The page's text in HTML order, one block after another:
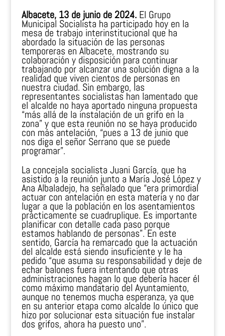
Albacete, 13 de junio de 2024.El Grupo
Municipal Socialista ha participado hoy en la
mesa de trabajo interinstitucional que ha
abordado la situación de las personas
temporeras en Albacete, mostrando su
colaboración y disposición para continuar
trabajando por alcanzar una solución digna a la
realidad que viven cientos de personas en
nuestra ciudad. Sin embargo, las
representantes socialistas han lamentado que
el alcalde no haya aportado ninguna propuesta
“más allá de la instalación de un grifo en la
zona” y que esta reunión no se haya producido
con más antelación, “pues a 13 de junio que
nos diga el señor Serrano que se puede
programar”.
La concejala socialista Juani García, que ha
asistido a la reunión junto a María José López y
Ana Albaladejo, ha señalado que “era primordial
actuar con antelación en esta materia y no dar
lugar a que la población en los asentamientos
prácticamente se cuadruplique. Es importante
planificar con detalle cada paso porque
estamos hablando de personas”. En este
sentido, García ha remarcado que la actuación
del alcalde está siendo insuficiente y le ha
pedido “que asuma su responsabilidad y deje de
echar balones fuera intentando que otras
administraciones hagan lo que debería hacer él
como máximo mandatario del Ayuntamiento,
aunque no tenemos mucha esperanza, ya que
en su anterior etapa como alcalde lo único que
hizo por solucionar esta situación fue instalar
dos grifos, ahora ha puesto uno”.